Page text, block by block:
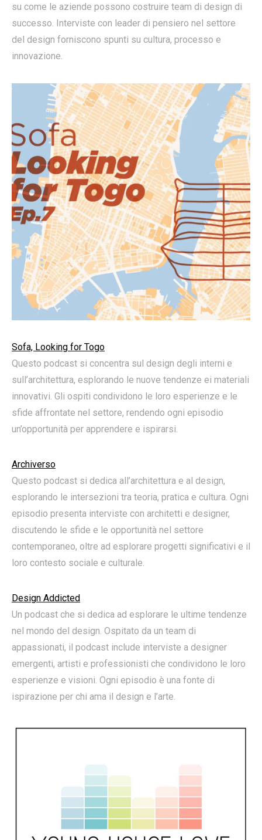
su come le aziende possono costruire team di design di
successo. Interviste con leader di pensiero nel settore
del design forniscono spunti su cultura, processo e
innovazione.
Sofa, Looking for Togo
Questo podcast si concentra sul design degli interni e
sull’architettura, esplorando le nuove tendenze ei materiali
innovativi. Gli ospiti condividono le loro esperienze e le
sfide affrontate nel settore, rendendo ogni episodio
un’opportunità per apprendere e ispirarsi.
Archiverso
Questo podcast si dedica all’architettura e al design,
esplorando le intersezioni tra teoria, pratica e cultura. Ogni
episodio presenta interviste con architetti e designer,
discutendo le sfide e le opportunità nel settore
contemporaneo, oltre ad esplorare progetti significativi e il
loro contesto sociale e culturale.
Design Addicted
Un podcast che si dedica ad esplorare le ultime tendenze
nel mondo del design. Ospitato da un team di
appassionati, il podcast include interviste a designer
emergenti, artisti e professionisti che condividono le loro
esperienze e visioni. Ogni episodio è una fonte di
ispirazione per chi ama il design e l’arte.